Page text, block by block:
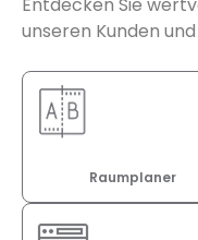
unseren Kunden
Raumplaner